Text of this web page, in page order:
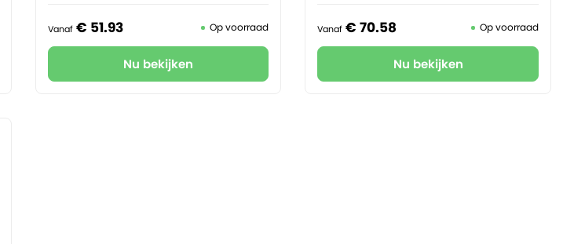
Vanaf € 51.93 Op voorraad
Nu bekijken
Vanaf € 70.58 Op voorraad
Nu bekijken